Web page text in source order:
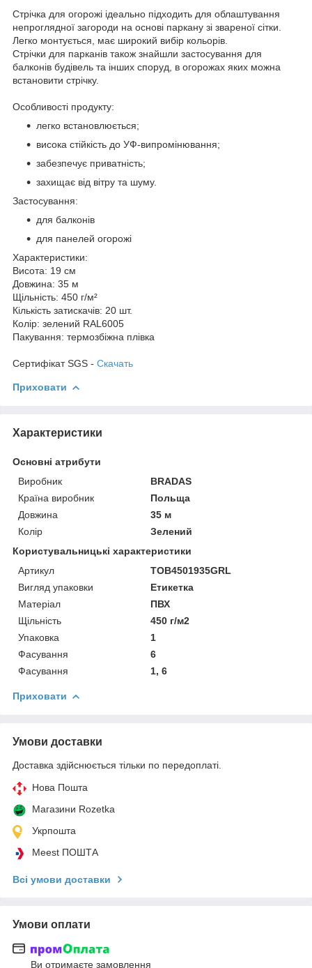
Стрічка для огорожі ідеально підходить для облаштування
непроглядної загороди на основі паркану зі звареної сітки.
Легко монтується, має широкий вибір кольорів.
Стрічки для парканів також знайшли застосування для
балконів будівель та інших споруд, в огорожах яких можна
встановити стрічку.
Особливості продукту:
легко встановлюється;
висока стійкість до УФ-випромінювання;
забезпечує приватність;
захищає від вітру та шуму.
Застосування:
для балконів
для панелей огорожі
Характеристики:
Висота: 19 см
Довжина: 35 м
Щільність: 450 г/м²
Кількість затискачів: 20 шт.
Колір: зелений RAL6005
Пакування: термозбіжна плівка
Сертифікат SGS - Скачать
Приховати
Характеристики
Основні атрибути
Виробник
BRADAS
Країна виробник
Польща
Довжина
35 м
Колір
Зелений
Користувальницькі характеристики
Артикул
TOB4501935GRL
Вигляд упаковки
Етикетка
Матеріал
ПВХ
Щільність
450 г/м2
Упаковка
1
Фасування
6
Фасування
1, 6
Приховати
Умови доставки
Доставка здійснюється тільки по передоплаті.
Нова Пошта
Магазини Rozetka
Укрпошта
Meest ПОШТА
Всі умови доставки
Умови оплати
Ви отримаєте замовлення